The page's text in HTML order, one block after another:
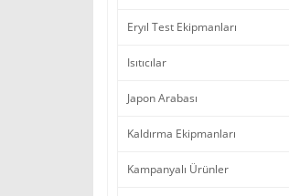
Eryıl Test Ekipmanları
Isıtıcılar
Japon Arabası
Kaldırma Ekipmanları
Kampanyalı Ürünler